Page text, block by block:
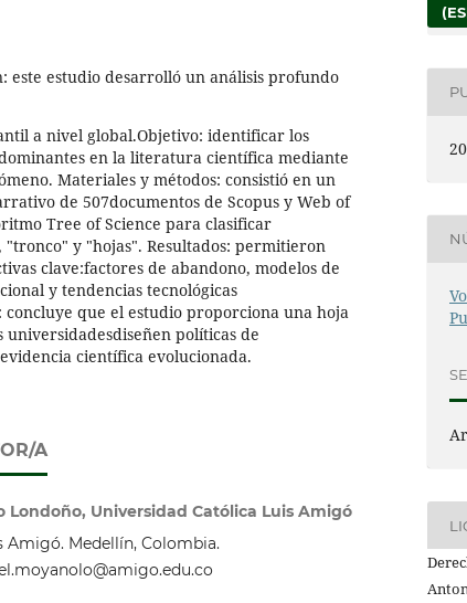
este estudio desarrolló un análisis profundo
a nivel global.Objetivo: identificar los
en la literatura científica mediante
Materiales y métodos: consistió en un
de 507documentos de Scopus y Web of
Tree of Science para clasificar
y "hojas". Resultados: permitieron
clave:factores de abandono, modelos de
y tendencias tecnológicas
concluye que el estudio proporciona una hoja
políticas de
científica evolucionada.
A
Londoño, Universidad Católica Luis Amigó
Amigó. Medellín, Colombia.